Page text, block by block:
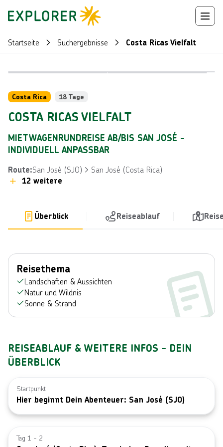
Startseite Suchergebnisse Costa Ricas Vielfalt
Costa Rica 18 Tage
COSTA RICAS VIELFALT
MIETWAGENRUNDREISE AB/BIS SAN JOSÉ -
INDIVIDUELL ANPASSBAR
Route:San José (SJO)
San José (Costa Rica)
12 weitere
Überblick Reiseablauf
Reisethema
Landschaften & Aussichten
Natur und Wildnis
Sonne & Strand
REISEABLAUF & WEITERE INFOS - DEIN
ÜBERBLICK
Startpunkt
Hier beginnt Dein Abenteuer: San José (SJO)
Bild von ©
Tag 1 - 2